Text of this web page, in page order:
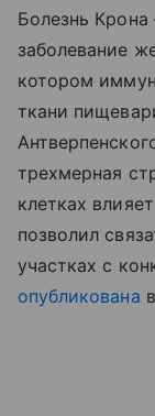
Болезнь
заболевание
котором
ткани
трехмерная
клетках
позволил
участках с
опубликована